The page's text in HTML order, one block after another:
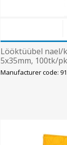
Lööktüübel nael/
5x35mm, 100tk/
Manufacturer code: